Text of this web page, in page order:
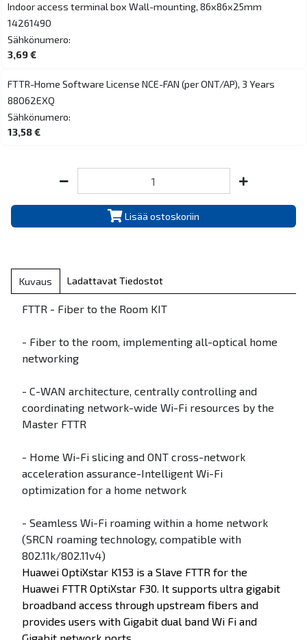
Indoor access terminal box Wall-mounting, 86x86x25mm
14261490
Sähkönumero:
3,69 €
FTTR-Home Software License NCE-FAN (per ONT/AP), 3 Years
88062EXQ
Sähkönumero:
13,58 €
Lisää ostoskoriin
Kuvaus Ladattavat Tiedostot
FTTR - Fiber to the Room KIT
- Fiber to the room, implementing all-optical home
networking
- C-WAN architecture, centrally controlling and
coordinating network-wide Wi-Fi resources by the
Master FTTR
- Home Wi-Fi slicing and ONT cross-network
acceleration assurance-Intelligent Wi-Fi
optimization for a home network
- Seamless Wi-Fi roaming within a home network
(SRCN roaming technology, compatible with
802.11k/802.11v4)
Huawei OptiXstar K153 is a Slave FTTR for the
Huawei FTTR OptiXstar F30. It supports ultra gigabit
broadband access through upstream fibers and
provides users with Gigabit dual band Wi Fi and